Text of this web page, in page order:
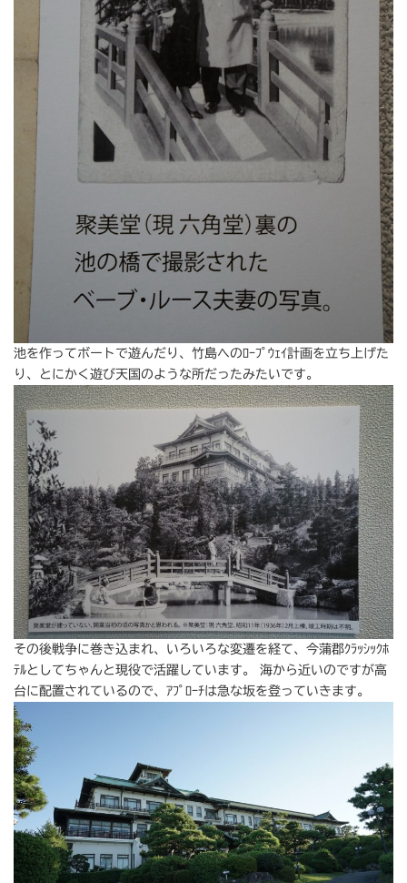
池を作ってボートで遊んだり、竹島へのﾛｰﾌﾟｳｪｲ計画を立ち上げた
り、とにかく遊び天国のような所だったみたいです。
その後戦争に巻き込まれ、いろいろな変遷を経て、今蒲郡ｸﾗｯｼｯｸﾎ
ﾃﾙとしてちゃんと現役で活躍しています。 海から近いのですが高
台に配置されているので、ｱﾌﾟﾛｰﾁは急な坂を登っていきます。